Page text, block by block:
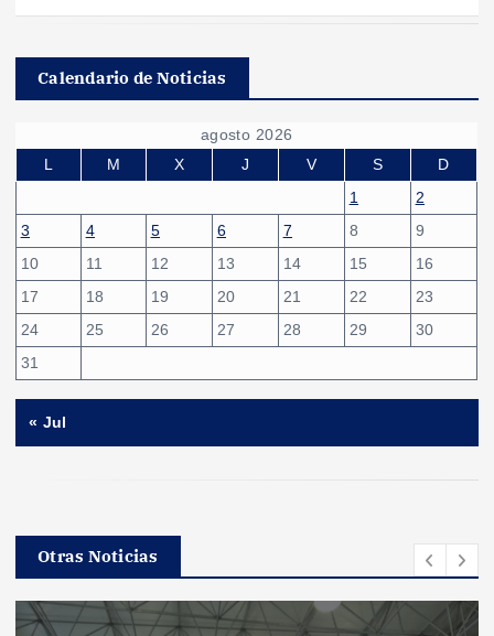
Calendario de Noticias
agosto 2026
L
M X J V S
D
1
2
3
4 5 6 7 8
9
10
11 12 13 14 15
16
17
18 19 20 21 22
23
24
25 26 27 28 29
30
31
« Jul
Otras Noticias